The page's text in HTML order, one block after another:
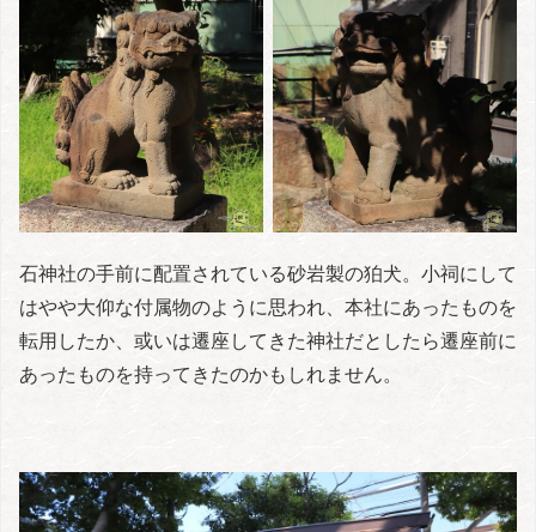
石神社の手前に配置されている砂岩製の狛犬。小祠にして
はやや大仰な付属物のように思われ、本社にあったものを
転用したか、或いは遷座してきた神社だとしたら遷座前に
あったものを持ってきたのかもしれません。